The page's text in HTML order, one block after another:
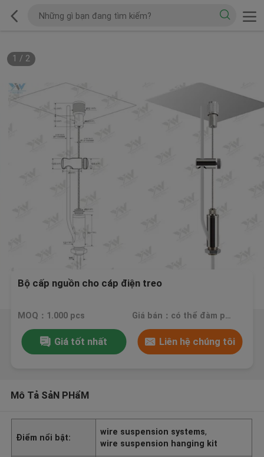
1 / 2
Bộ cấp nguồn cho cáp điện treo
MOQ：1.000 pcs Giá bán：có thể đàm phán
Giá tốt nhất Liên hệ chúng tôi
Mô Tả SảN PHẩM
Điểm nổi bật:
wire suspension systems,
wire suspension hanging kit